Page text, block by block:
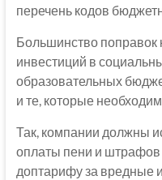
перечень кодов
Большинство поправок
инвестиций в
образовательных
и те, которые
Так, компании должны
оплаты пени и
доптарифу за вредные